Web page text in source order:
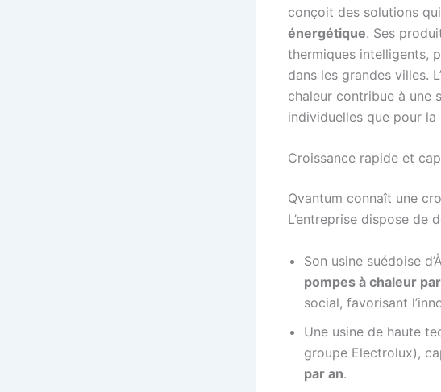
conçoit des solutions
énergétique. Ses
thermiques intelligents,
dans les grandes villes.
chaleur contribue à une
individuelles que pour
Croissance rapide et
Qvantum connaît une
L’entreprise dispose de
Son usine suédoise
pompes à chaleur
social, favorisant
Une usine de haute
groupe Electrolux),
par an.